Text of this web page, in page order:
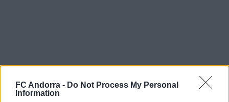
FC Andorra - Do Not Process My Personal
Information